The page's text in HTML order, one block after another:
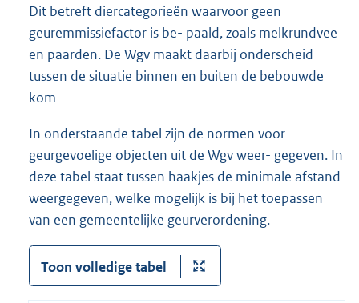
Dit betreft diercategorieën waarvoor geen
geuremmissiefactor is be- paald, zoals melkrundvee
en paarden. De Wgv maakt daarbij onderscheid
tussen de situatie binnen en buiten de bebouwde
kom
In onderstaande tabel zijn de normen voor
geurgevoelige objecten uit de Wgv weer- gegeven. In
deze tabel staat tussen haakjes de minimale afstand
weergegeven, welke mogelijk is bij het toepassen
van een gemeentelijke geurverordening.
Toon volledige tabel